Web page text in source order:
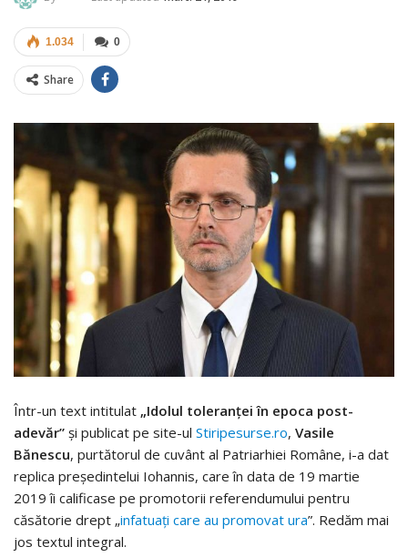
0
1.034
Share
Într-un text intitulat „Idolul toleranței în epoca post-
adevăr” și publicat pe site-ul Stiripesurse.ro, Vasile
Bănescu, purtătorul de cuvânt al Patriarhiei Române, i-a dat
replica președintelui Iohannis, care în data de 19 martie
2019 îi calificase pe promotorii referendumului pentru
căsătorie drept „infatuați care au promovat ura”. Redăm mai
jos textul integral.